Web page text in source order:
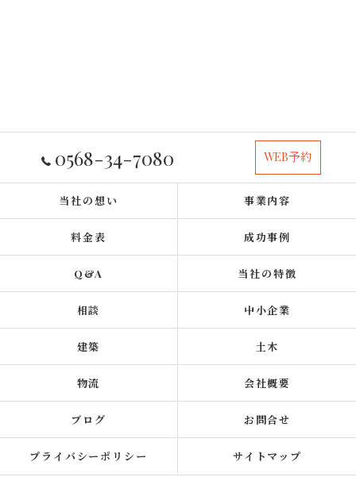
0568-34-7080 WEB予約
当社の想い 事業内容
料金表 成功事例
Q&A 当社の特徴
相談 中小企業
建築 土木
物流 会社概要
ブログ お問合せ
プライバシーポリシー サイトマップ